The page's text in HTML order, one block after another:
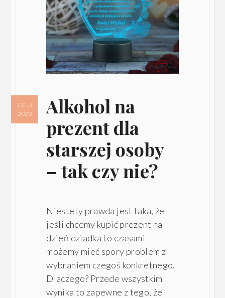
Alkohol na
prezent dla
starszej osoby
– tak czy nie?
13 lut
2023
Niestety prawda jest taka, że
jeśli chcemy kupić prezent na
dzień dziadka to czasami
możemy mieć spory problem z
wybraniem czegoś konkretnego.
Dlaczego? Przede wszystkim
wynika to zapewne z tego, że